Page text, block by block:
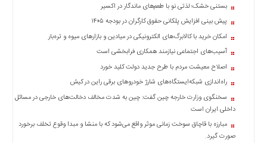
بستنی خشک؛ لذتی نو با طعم‌های ماندگار در اکسیر
پیش بینی افزایش پلکانی حقوق کارگران در بودجه ۱۴۰۵
امکان خرید با کالابرگ‌های الکترونیکی در میادین و بازارهای میوه و تره‌بار
آسیب‌های اجتماعی نیازمند همکاری فرابخشی است
اصلاح معیشت مردم با طرح جدید دولت کلید خورد
راه‌اندازی شبکه‌ایستگاه‌های شارژ خودروهای برقی راین در کیش
سخنگوی وزارت خارجه چین گفت: چین به شدت مخالف دخالت‌های خارجی در مسائل
داخلی ایران است
مبارزه با قاچاق سوخت زمانی موثر واقع می‌شود که با منشا و مبدا وقوع تخلف برخورد
صورت گیرد.